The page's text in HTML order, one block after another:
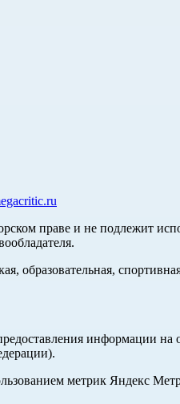
праве и не подлежит
информации на
метрик Яндекс